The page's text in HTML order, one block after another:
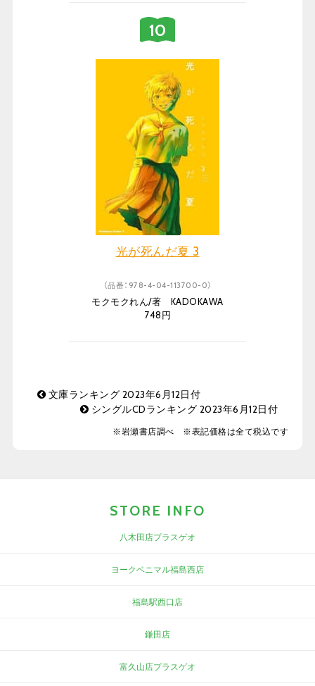
光が死んだ夏 3
（品番：978-4-04-113700-0）
モクモクれん/著 KADOKAWA
748円
文庫ランキング 2023年6月12日付
シングルCDランキング 2023年6月12日付
※岩瀬書店調べ ※表記価格は全て税込です
STORE INFO
八木田店プラスゲオ
ヨークベニマル福島西店
福島駅西口店
鎌田店
富久山店プラスゲオ